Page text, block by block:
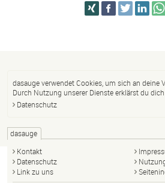
dasauge verwendet Cookies, um sich an deine
Durch Nutzung unserer Dienste erklärst du
Datenschutz
dasauge
Kontakt
Datenschutz
Link zu uns